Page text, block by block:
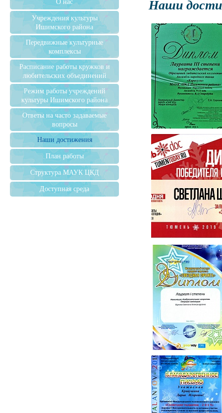
Учреждения культуры
Ишимского района
Передвижные культурные
комплексы
Расписание работы кружков и
любительских объединений
Режим работы учреждений
культуры Ишимского района
Ответы на часто задаваемые
вопросы
Наши достижения
План работы
Структура МАУК ЦКД
Доступная среда
Наши